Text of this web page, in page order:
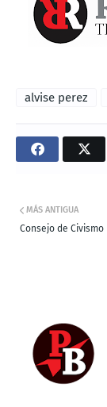
alvise perez
MÁS ANTIGUA
Consejo de Civismo